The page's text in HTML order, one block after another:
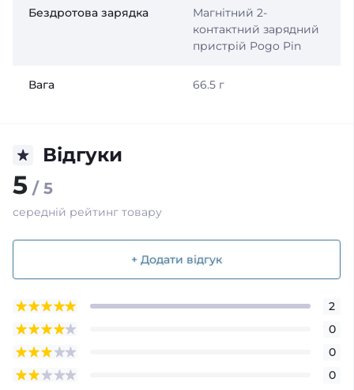
Бездротова зарядка
Магнітний 2-
контактний зарядний
пристрій Pogo Pin
Вага 66.5 г
Відгуки
5 / 5
середній рейтинг товару
+ Додати відгук
2
0
0
0